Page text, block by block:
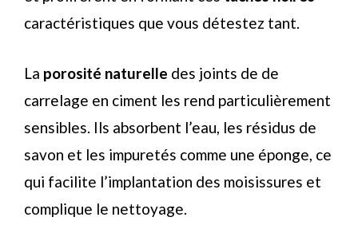
caractéristiques que vous détestez tant.
La porosité naturelle des joints de de
carrelage en ciment les rend particulièrement
sensibles. Ils absorbent l’eau, les résidus de
savon et les impuretés comme une éponge, ce
qui facilite l’implantation des moisissures et
complique le nettoyage.